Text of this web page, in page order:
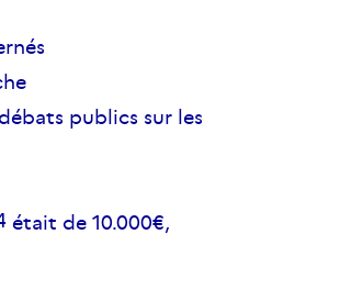
publics sur les
était de 10.000€,